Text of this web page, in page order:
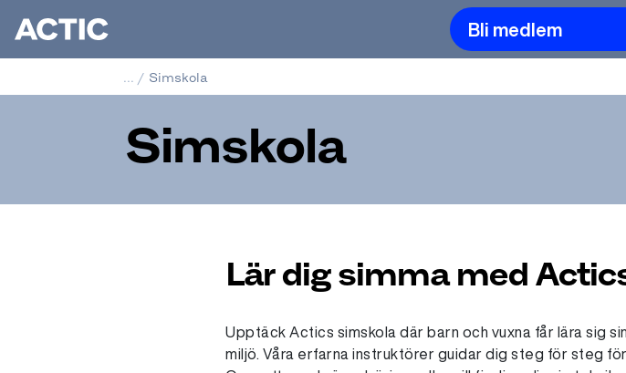
Bli medlem
... / Simskola
Simskola
Lär dig simma med
Upptäck Actics simskola där barn och vuxna får lära sig
miljö. Våra erfarna instruktörer guidar dig steg för steg